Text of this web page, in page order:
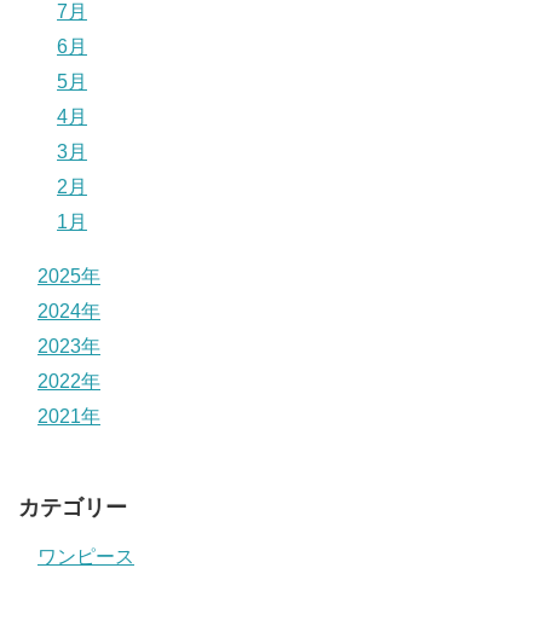
7月
6月
5月
4月
3月
2月
1月
2025年
2024年
2023年
2022年
2021年
カテゴリー
ワンピース